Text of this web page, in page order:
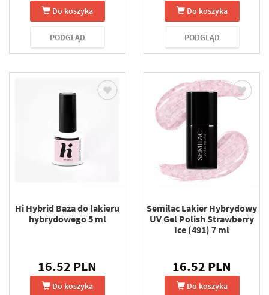
Do koszyka
PODGLĄD
Do koszyka
PODGLĄD
Hi Hybrid Baza do lakieru
hybrydowego 5 ml
16.52 PLN
Do koszyka
Semilac Lakier Hybrydowy
UV Gel Polish Strawberry
Ice (491) 7 ml
16.52 PLN
Do koszyka